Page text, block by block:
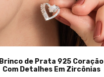
Brinco de Prata 925 Coração
Com Detalhes Em Zircônias